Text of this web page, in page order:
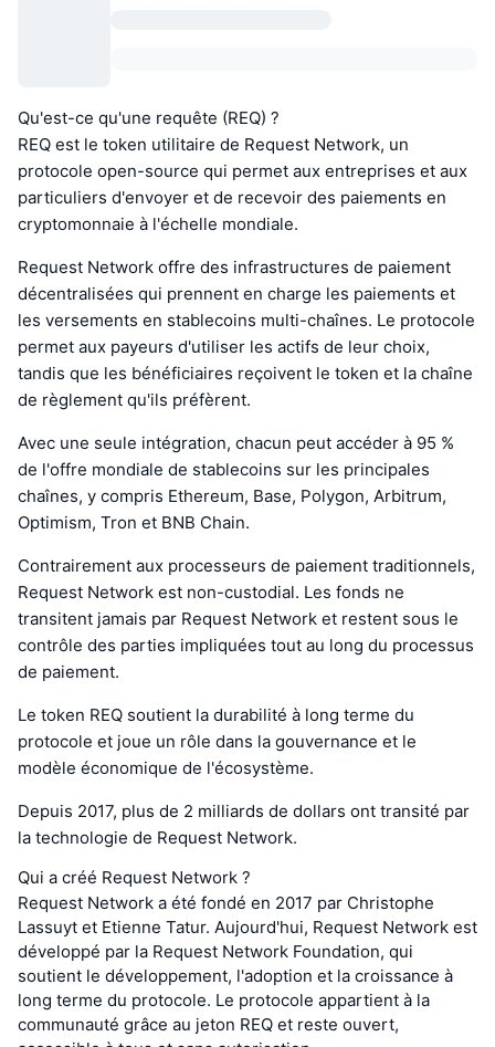
Qu'est-ce qu'une requête (REQ) ?
REQ est le token utilitaire de Request Network, un
protocole open-source qui permet aux entreprises et aux
particuliers d'envoyer et de recevoir des paiements en
cryptomonnaie à l'échelle mondiale.
Request Network offre des infrastructures de paiement
décentralisées qui prennent en charge les paiements et
les versements en stablecoins multi-chaînes. Le protocole
permet aux payeurs d'utiliser les actifs de leur choix,
tandis que les bénéficiaires reçoivent le token et la chaîne
de règlement qu'ils préfèrent.
Avec une seule intégration, chacun peut accéder à 95 %
de l'offre mondiale de stablecoins sur les principales
chaînes, y compris Ethereum, Base, Polygon, Arbitrum,
Optimism, Tron et BNB Chain.
Contrairement aux processeurs de paiement traditionnels,
Request Network est non-custodial. Les fonds ne
transitent jamais par Request Network et restent sous le
contrôle des parties impliquées tout au long du processus
de paiement.
Le token REQ soutient la durabilité à long terme du
protocole et joue un rôle dans la gouvernance et le
modèle économique de l'écosystème.
Depuis 2017, plus de 2 milliards de dollars ont transité par
la technologie de Request Network.
Qui a créé Request Network ?
Request Network a été fondé en 2017 par Christophe
Lassuyt et Etienne Tatur. Aujourd'hui, Request Network est
développé par la Request Network Foundation, qui
soutient le développement, l'adoption et la croissance à
long terme du protocole. Le protocole appartient à la
communauté grâce au jeton REQ et reste ouvert,